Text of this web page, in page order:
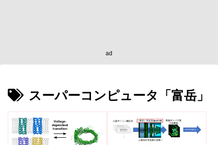
ad
スーパーコンピュータ「富岳」